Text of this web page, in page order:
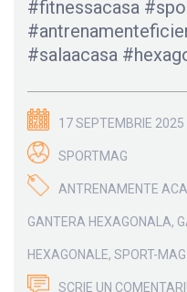
#fitnessacasa
#salaacasa
17 SEPTEMBRIE 2025
SPORTMAG
ANTRENAMENTE
GANTERA HEXAGONALA,
HEXAGONALE, SPORT-MAG
SCRIE UN